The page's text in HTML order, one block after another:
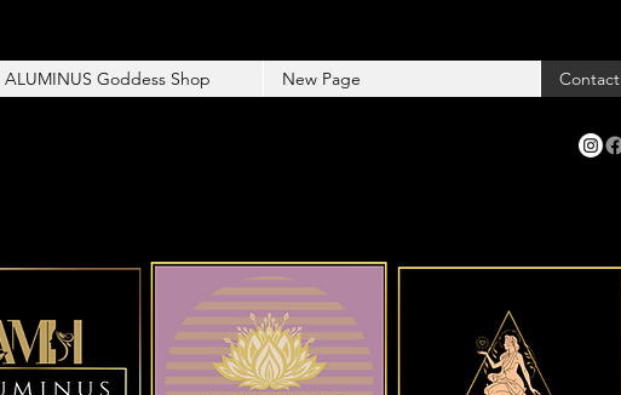
ALUMINUS Goddess Shop New Page Contact